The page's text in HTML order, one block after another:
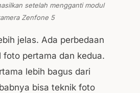
setelah mengganti modul
Zenfone 5
jelas. Ada perbedaan
foto pertama dan kedua.
lebih bagus dari
bisa teknik foto